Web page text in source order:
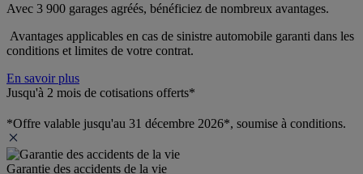
Avec 3 900 garages agréés, bénéficiez de nombreux avantages.
Avantages applicables en cas de sinistre automobile garanti dans les
conditions et limites de votre contrat.
En savoir plus
Jusqu'à 2 mois de cotisations offerts*
*Offre valable jusqu'au 31 décembre 2026*, soumise à conditions.
Garantie des accidents de la vie